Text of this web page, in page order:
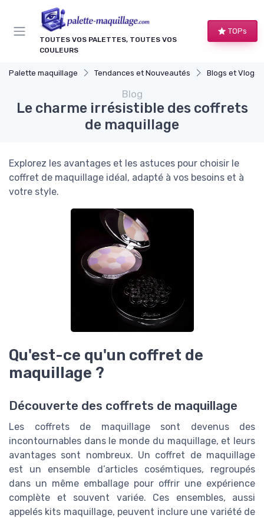
TOUTES VOS PALETTES, TOUTES VOS
COULEURS
TOPs
Palette maquillage Tendances et Nouveautés Blogs et Vlogs
Blog
Le charme irrésistible des coffrets
de maquillage
Explorez les avantages et les astuces pour choisir le
coffret de maquillage idéal, adapté à vos besoins et à
votre style.
Qu'est-ce qu'un coffret de
maquillage ?
Découverte des coffrets de maquillage
Les coffrets de maquillage sont devenus des
incontournables dans le monde du maquillage, et leurs
avantages sont nombreux. Un coffret de maquillage
est un ensemble d’articles cosémtiques, regroupés
dans un même emballage pour offrir une expérience
complète et souvent variée. Ces ensembles, aussi
appelés kits maquillage, peuvent inclure une variété de
Panneau de gestion des cookies